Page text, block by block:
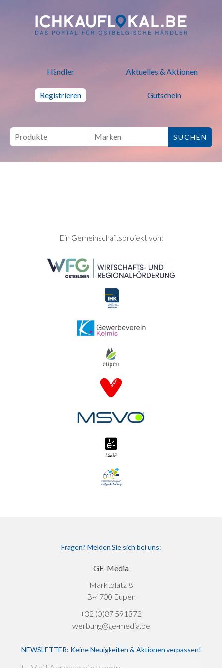
ich kauf lokal - Bei lokalen
Händler Aktuelles & Aktionen
Registrieren Gutschein
SEITENFUSSEin Gemeinschaftsprojekt von:
Fragen? Melden Sie sich bei uns:
GE-Media
Marktplatz 8
B-4700 Eupen
+32 (0)87 591372
werbung@ge-media.be
NEWSLETTER: Keine Neuigkeiten & Aktionen verpassen!